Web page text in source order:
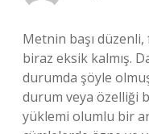
Metnin başı düzenli,
biraz eksik kalmış.
durumda şöyle
durum veya özelliği
yüklemi olumlu bir